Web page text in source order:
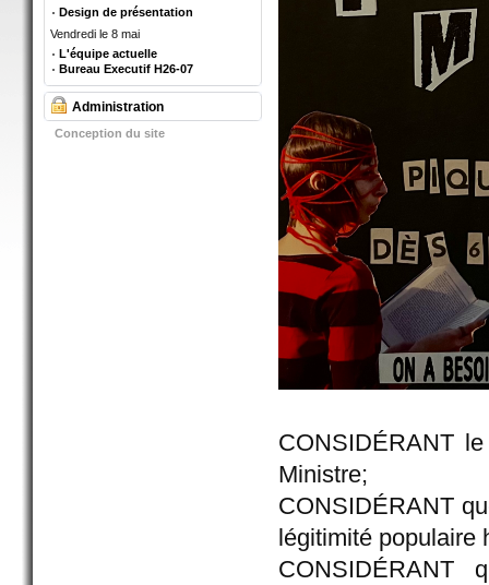
Design de présentation
Vendredi le 8 mai
L'équipe actuelle
Bureau Executif H26-07
Administration
Conception du site
CONSIDÉRANT
Ministre;
CONSIDÉRANT
légitimité populaire
CONSIDÉRANT